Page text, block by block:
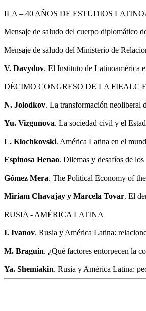
ILA – 40 AÑOS DE ESTUDIOS
Mensaje de saludo del cuerpo diplomático
Mensaje de saludo del Ministerio de
V. Davydov. El Instituto de Latinoamérica
DÉCIMO CONGRESO DE LA FIEALC
N. Jolodkov. La transformación neoliberal
Yu. Vizgunova. La sociedad civil y el
L. Klochkovski. América Latina en el
Espinosa Henao. Dilemas y desafíos de
Gómez Mera. The Political Economy of
Miriam Chavajay y Marcela Tovar. El
RUSIA - AMÉRICA LATINA
I. Ivanov. Rusia y América Latina:
M. Braguin. ¿Qué factores entorpecen la
Ya. Shemiakin. Rusia y América Latina: